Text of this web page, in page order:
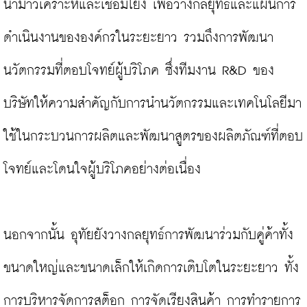
นำมาวิเคราะห์และเชื่อมโยง เพื่อวางกลยุทธ์และแผนการ
ดำเนินงานขององค์กรในระยะยาว รวมถึงการพัฒนา
นวัตกรรมที่ตอบโจทย์ผู้บริโภค ซึ่งทีมงาน R&D ของ
บริษัทให้ความสำคัญกับการนำนวัตกรรมและเทคโนโลยีมา
ใช้ในกระบวนการผลิตและพัฒนาสูตรของผลิตภัณฑ์ที่ตอบ
โจทย์และโดนใจผู้บริโภคอย่างต่อเนื่อง
นอกจากนั้น อุทัยยังวางกลยุทธ์การพัฒนาร่วมกับคู่ค้าทั้ง
ขนาดใหญ่และขนาดเล็กให้เกิดการเติบโตในระยะยาว ทั้ง
การบริหารจัดการสต็อก การจัดเรียงสินค้า การทำรายการ